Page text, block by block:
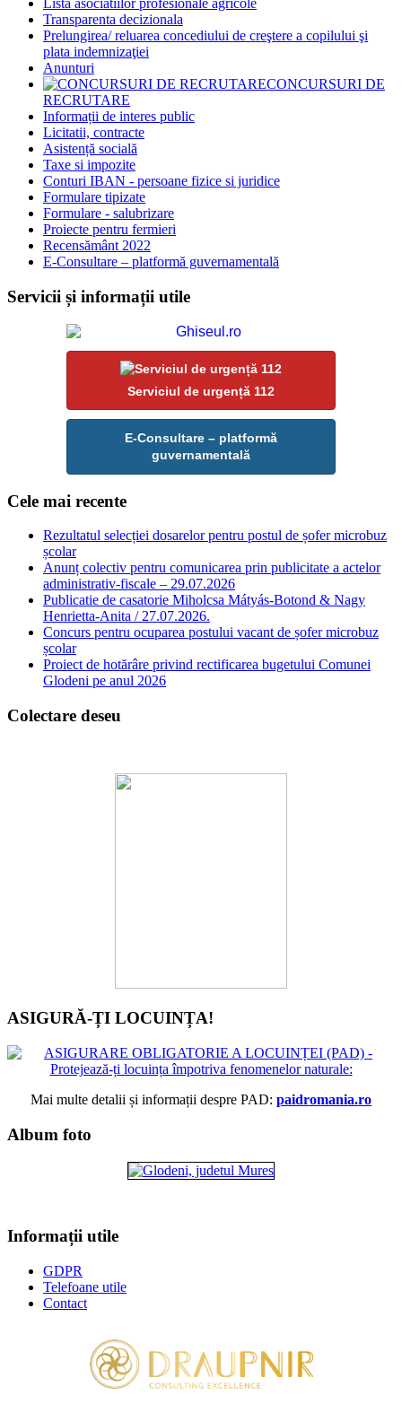
Lista asociatiilor profesionale agricole
Transparenta decizionala
Prelungirea/ reluarea concediului de creştere a copilului şi
plata indemnizaţiei
Anunturi
CONCURSURI DE
RECRUTARE
Informații de interes public
Licitatii, contracte
Asistență socială
Taxe si impozite
Conturi IBAN - persoane fizice si juridice
Formulare tipizate
Formulare - salubrizare
Proiecte pentru fermieri
Recensământ 2022
E-Consultare – platformă guvernamentală
Servicii și informații utile
Serviciul de urgență 112
E-Consultare – platformă
guvernamentală
Cele mai recente
Rezultatul selecției dosarelor pentru postul de șofer microbuz
școlar
Anunț colectiv pentru comunicarea prin publicitate a actelor
administrativ-fiscale – 29.07.2026
Publicatie de casatorie Miholcsa Mátyás-Botond & Nagy
Henrietta-Anita / 27.07.2026.
Concurs pentru ocuparea postului vacant de șofer microbuz
școlar
Proiect de hotărâre privind rectificarea bugetului Comunei
Glodeni pe anul 2026
Colectare deseu
ASIGURĂ-ȚI LOCUINȚA!
Mai multe detalii și informații despre PAD: paidromania.ro
Album foto
Informații utile
GDPR
Telefoane utile
Contact